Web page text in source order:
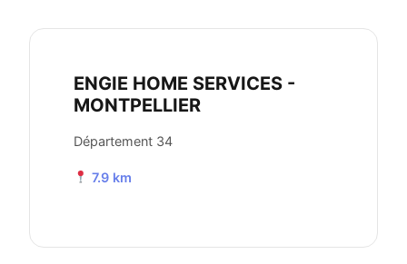
ENGIE HOME SERVICES -
MONTPELLIER
Département 34
7.9 km